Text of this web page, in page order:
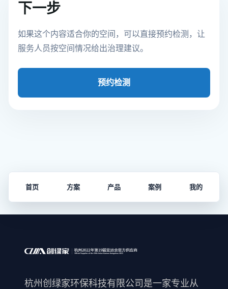
下一步
如果这个内容适合你的空间，可以直接预约检测，让
服务人员按空间情况给出治理建议。
预约检测
首页 方案 产品 案例 我的
杭州创绿家环保科技有限公司是一家专业从